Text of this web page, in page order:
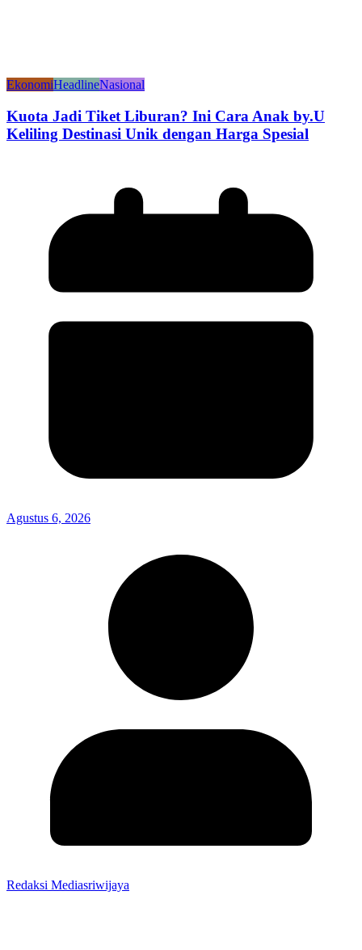
EkonomiHeadlineNasional
Kuota Jadi Tiket Liburan? Ini Cara Anak by.U
Keliling Destinasi Unik dengan Harga Spesial
Agustus 6, 2026
Redaksi Mediasriwijaya